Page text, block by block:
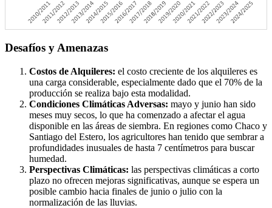
Desafíos y Amenazas
Costos de Alquileres: el costo creciente de los alquileres es
una carga considerable, especialmente dado que el 70% de la
producción se realiza bajo esta modalidad.
Condiciones Climáticas Adversas: mayo y junio han sido
meses muy secos, lo que ha comenzado a afectar el agua
disponible en las áreas de siembra. En regiones como Chaco y
Santiago del Estero, los agricultores han tenido que sembrar a
profundidades inusuales de hasta 7 centímetros para buscar
humedad.
Perspectivas Climáticas: las perspectivas climáticas a corto
plazo no ofrecen mejoras significativas, aunque se espera un
posible cambio hacia finales de junio o julio con la
normalización de las lluvias.